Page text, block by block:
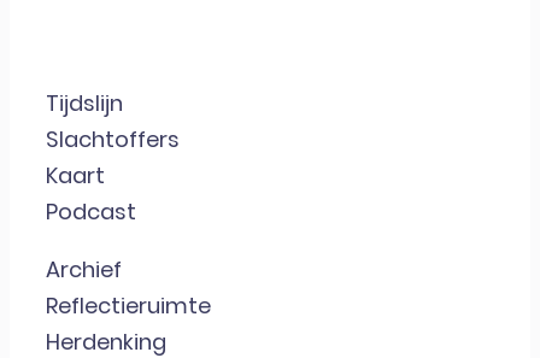
Tijdslijn
Slachtoffers
Kaart
Podcast
Archief
Reflectieruimte
Herdenking